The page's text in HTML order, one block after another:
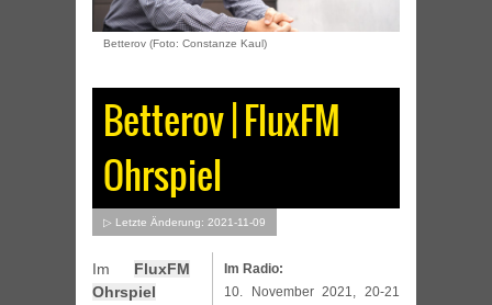
Betterov (Foto: Constanze Kaul)
Betterov | FluxFM
Ohrspiel
▷ Letzte Änderung: 2021-11-09
Im Radio:
10. November 2021, 20-21
Im FluxFM
Ohrspiel